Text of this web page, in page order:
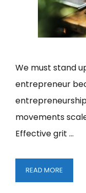
We must stand
entrepreneur
movements
Effective grit …
READ MORE
BIG